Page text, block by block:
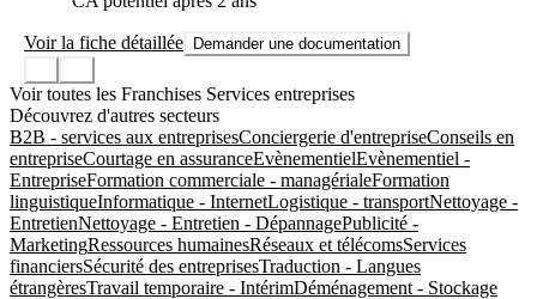
Voir la fiche détaillée Demander une documentation
Voir toutes les Franchises Services entreprises
Découvrez d'autres secteurs
B2B - services aux entreprisesConciergerie d'entrepriseConseils en
entrepriseCourtage en assuranceEvènementielEvènementiel -
EntrepriseFormation commerciale - managérialeFormation
linguistiqueInformatique - InternetLogistique - transportNettoyage -
EntretienNettoyage - Entretien - DépannagePublicité -
MarketingRessources humainesRéseaux et télécomsServices
financiersSécurité des entreprisesTraduction - Langues
étrangèresTravail temporaire - IntérimDéménagement - Stockage